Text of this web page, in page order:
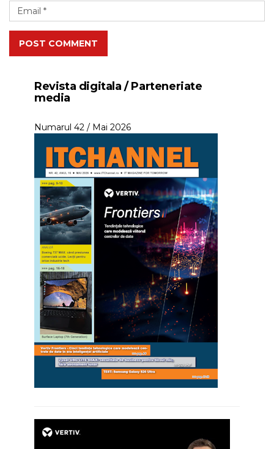
POST COMMENT
Revista digitala / Parteneriate
media
Numarul 42 / Mai 2026